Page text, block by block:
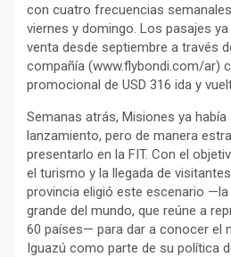
con cuatro frecuencias
viernes y domingo. Los pasajes
venta desde septiembre a través
compañía (www.flybondi.com/ar)
promocional de USD 316 ida y
Semanas atrás, Misiones ya
lanzamiento, pero de manera
presentarlo en la FIT. Con el
el turismo y la llegada de
provincia eligió este escenario
grande del mundo, que reúne a
60 países— para dar a conocer el
Iguazú como parte de su política